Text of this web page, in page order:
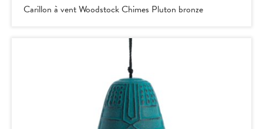
Carillon à vent Woodstock Chimes Pluton bronze